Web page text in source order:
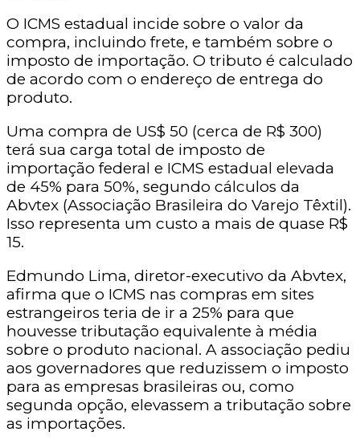
O ICMS estadual incide sobre o valor da
compra, incluindo frete, e também sobre o
imposto de importação. O tributo é calculado
de acordo com o endereço de entrega do
produto.
Uma compra de US$ 50 (cerca de R$ 300)
terá sua carga total de imposto de
importação federal e ICMS estadual elevada
de 45% para 50%, segundo cálculos da
Abvtex (Associação Brasileira do Varejo Têxtil).
Isso representa um custo a mais de quase R$
15.
Edmundo Lima, diretor-executivo da Abvtex,
afirma que o ICMS nas compras em sites
estrangeiros teria de ir a 25% para que
houvesse tributação equivalente à média
sobre o produto nacional. A associação pediu
aos governadores que reduzissem o imposto
para as empresas brasileiras ou, como
segunda opção, elevassem a tributação sobre
as importações.